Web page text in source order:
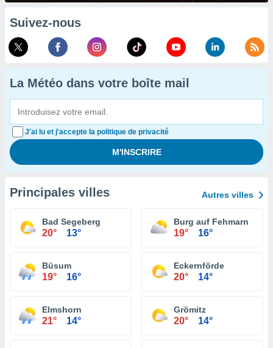
Suivez-nous
La Météo dans votre boîte mail
J'ai lu et j'accepte la politique de privacité
Principales villes Autres villes
Bad Segeberg
20° 13°
Burg auf Fehmarn
19° 16°
Büsum
19° 16°
Eckernförde
20° 14°
Elmshorn
21° 14°
Grömitz
20° 14°